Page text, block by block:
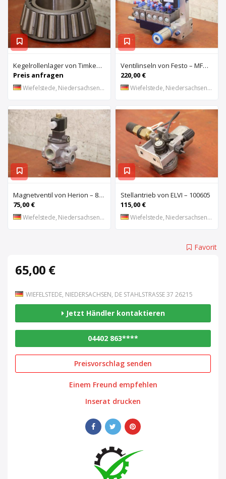
Kegelrollenlager von Timken – HH421246 C
Preis anfragen
Wiefelstede, Niedersachsen, DE
Ventilinseln von Festo – MFHE-3-1/4 MFH-5-1/4
220,00 €
Wiefelstede, Niedersachsen, DE
Magnetventil von Herion – 8026673
75,00 €
Wiefelstede, Niedersachsen, DE
Stellantrieb von ELVI – 100605
115,00 €
Wiefelstede, Niedersachsen, DE
Favorit
65,00 €
WIEFELSTEDE, NIEDERSACHSEN, DE STAHLSTRASSE 37 26215
Jetzt Händler kontaktieren
04402 863****
Preisvorschlag senden
Einem Freund empfehlen
Inserat drucken